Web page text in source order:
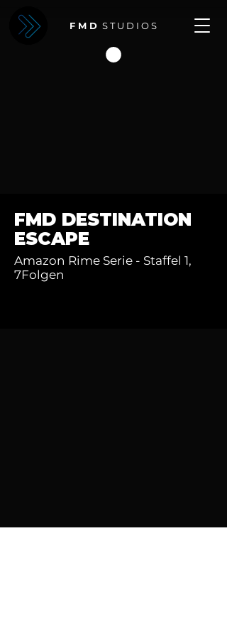
F M D S T U D I O S
FMD DESTINATION
ESCAPE
Amazon Rime Serie - Staffel 1,
7Folgen